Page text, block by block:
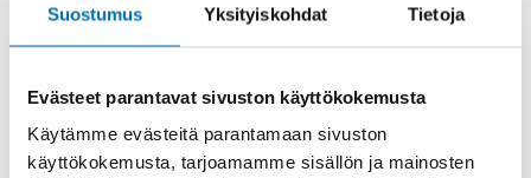
Suostumus Yksityiskohdat Tietoja
Evästeet parantavat sivuston käyttökokemusta
Käytämme evästeitä parantamaan sivuston
käyttökokemusta, tarjoamamme sisällön ja mainosten
Toimipisteen sivulle Reittiohjeet
Vianor